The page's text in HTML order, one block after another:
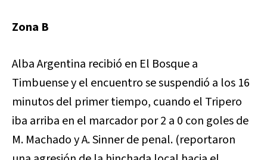
Zona B
Alba Argentina recibió en El Bosque a
Timbuense y el encuentro se suspendió a los 16
minutos del primer tiempo, cuando el Tripero
iba arriba en el marcador por 2 a 0 con goles de
M. Machado y A. Sinner de penal. (reportaron